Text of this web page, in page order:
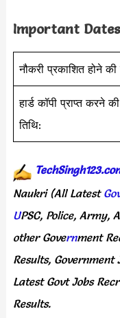
Important Dates
नौकरी प्रकाशित होने की
हार्ड कॉपी प्राप्त करने
तिथि:
Naukri (All Latest
UPSC, Police, Army,
other Government
Results, Government
Latest Govt Jobs
Results.